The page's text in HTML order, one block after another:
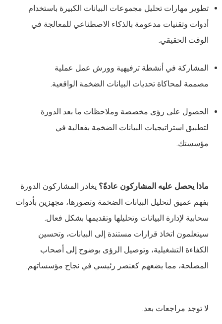
تطوير مهارات تحليل مجموعات البيانات الكبيرة باستخدام
أدوات وتقنيات مدعومة بالذكاء الاصطناعي للمعالجة في
الوقت الحقيقي.
المشاركة في أنشطة ترفيهية وورش عمل عملية
مصممة لمحاكاة تحديات البيانات الضخمة الواقعية.
الحصول على رؤى مخصصة وملاحظات ما بعد الدورة
لتطبيق استراتيجيات البيانات الضخمة بفعالية في
مؤسستك.
ماذا يحصل عليه المشاركون عادةً؟ يغادر المشاركون الدورة
بفهم عميق لتحليل البيانات الضخمة وتصورها، مجهزين بأدوات
سحابية لإدارة البيانات وتحليلها وتقديمها بشكل فعال.
سيتعلمون اتخاذ قرارات مستندة إلى البيانات، وتحسين
الكفاءة التشغيلية، وتوصيل الرؤى بوضوح إلى أصحاب
المصلحة، مما يضعهم كعنصر رئيسي في نجاح مؤسساتهم.
لا توجد مراجعات بعد.